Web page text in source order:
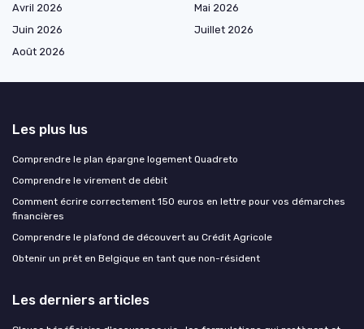
Avril 2026
Mai 2026
Juin 2026
Juillet 2026
Août 2026
Les plus lus
Comprendre le plan épargne logement Quadreto
Comprendre le virement de débit
Comment écrire correctement 150 euros en lettre pour vos démarches
financières
Comprendre le plafond de découvert au Crédit Agricole
Obtenir un prêt en Belgique en tant que non-résident
Les derniers articles